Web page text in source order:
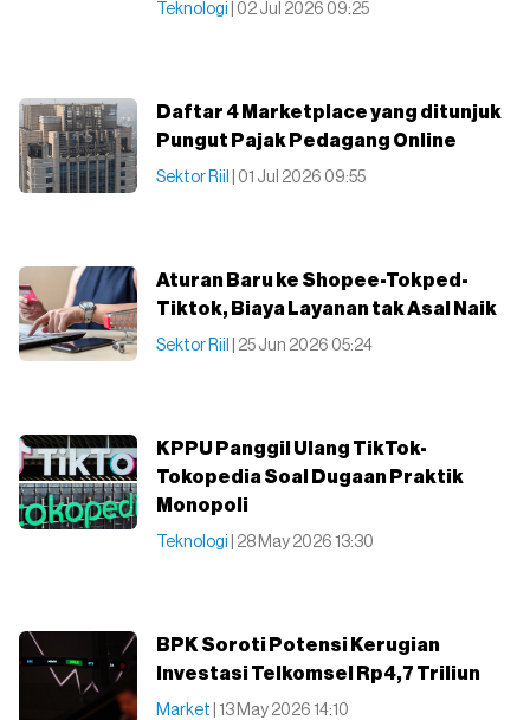
Teknologi | 02 Jul 2026 09:25
Daftar 4 Marketplace yang ditunjuk
Pungut Pajak Pedagang Online
Sektor Riil | 01 Jul 2026 09:55
Aturan Baru ke Shopee-Tokped-
Tiktok, Biaya Layanan tak Asal Naik
Sektor Riil | 25 Jun 2026 05:24
KPPU Panggil Ulang TikTok-
Tokopedia Soal Dugaan Praktik
Monopoli
Teknologi | 28 May 2026 13:30
BPK Soroti Potensi Kerugian
Investasi Telkomsel Rp4,7 Triliun
Market | 13 May 2026 14:10